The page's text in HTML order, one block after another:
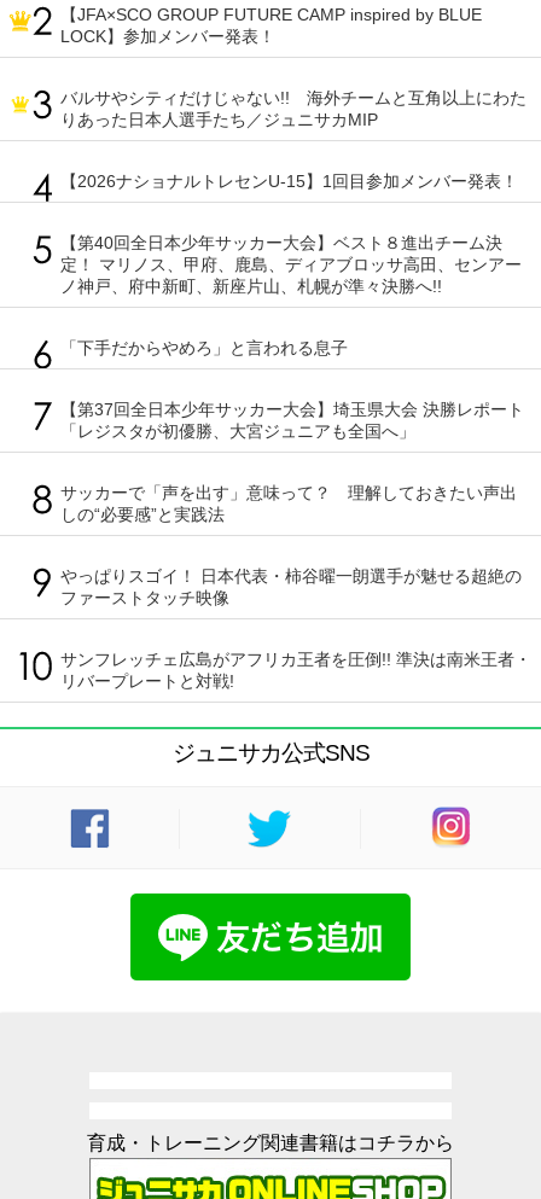
【JFA×SCO GROUP FUTURE CAMP inspired by BLUE
LOCK】参加メンバー発表！
バルサやシティだけじゃない!! 海外チームと互角以上にわた
りあった日本人選手たち／ジュニサカMIP
【2026ナショナルトレセンU-15】1回目参加メンバー発表！
【第40回全日本少年サッカー大会】ベスト８進出チーム決
定！ マリノス、甲府、鹿島、ディアブロッサ高田、センアー
ノ神戸、府中新町、新座片山、札幌が準々決勝へ!!
「下手だからやめろ」と言われる息子
【第37回全日本少年サッカー大会】埼玉県大会 決勝レポート
「レジスタが初優勝、大宮ジュニアも全国へ」
サッカーで「声を出す」意味って？ 理解しておきたい声出
しの“必要感”と実践法
やっぱりスゴイ！ 日本代表・柿谷曜一朗選手が魅せる超絶の
ファーストタッチ映像
サンフレッチェ広島がアフリカ王者を圧倒!! 準決は南米王者・
リバープレートと対戦!
ジュニサカ公式SNS
育成・トレーニング関連書籍はコチラから